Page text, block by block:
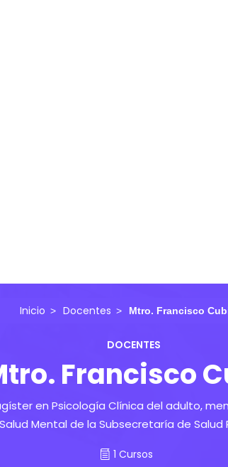
Inicio Docentes Mtro. Francisco
DOCENTES
Francisco
en Psicología Clínica del adulto,
Mental de la Subsecretaría de Salud
1 Cursos